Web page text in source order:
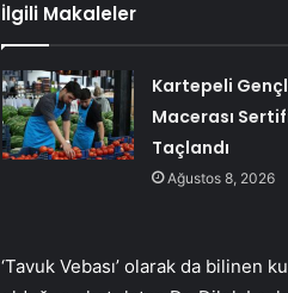
İlgili Makaleler
Kartepeli
Macerası
Taçlandı
Ağustos 8, 2026
‘Tavuk Vebası’ olarak da